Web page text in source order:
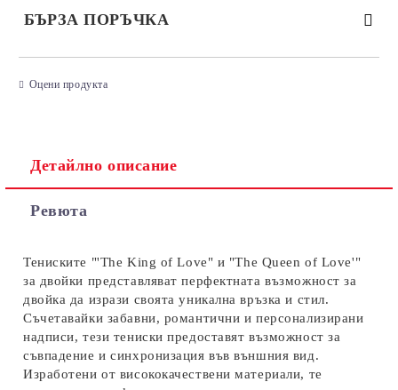
БЪРЗА ПОРЪЧКА
Оцени продукта
Детайлно описание
Ревюта
Тениските "'The King of Love" и "The Queen of Love'"
за двойки представляват перфектната възможност за
двойка да изрази своята уникална връзка и стил.
Съчетавайки забавни, романтични и персонализирани
надписи, тези тениски предоставят възможност за
съвпадение и синхронизация във външния вид.
Изработени от висококачествени материали, те